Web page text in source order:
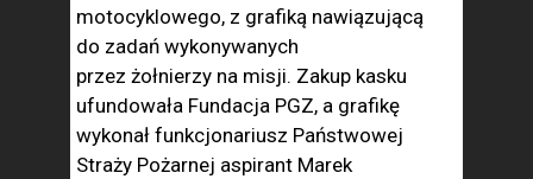
motocyklowego, z grafiką nawiązującą
do zadań wykonywanych
przez żołnierzy na misji. Zakup kasku
ufundowała Fundacja PGZ, a grafikę
wykonał funkcjonariusz Państwowej
Straży Pożarnej aspirant Marek